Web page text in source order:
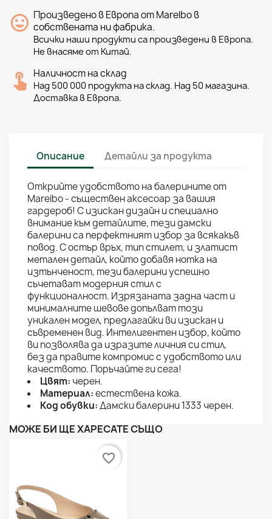
Произведено в Европа от Marelbo в
собствената ни фабрика.
Всички наши продукти са произведени в Европа.
Не внасяме от Китай.
Наличност на склад
Над 500 000 продукта на склад. Над 50 магазина.
Доставка в Европа.
Описание Детайли за продукта
Открийте удобството на балерините от
Marelbo - съществен аксесоар за вашия
гардероб! С изискан дизайн и специално
внимание към детайлите, тези дамски
балерини са перфектният избор за всякакъв
повод. С остър връх, тип стилет, и златист
метален детайл, който добавя нотка на
изтънченост, тези балерини успешно
съчетават модерния стил с
функционалност. Изрязаната задна част и
минималните шевове допълват този
уникален модел, предлагайки ви изискан и
съвременен вид. Интелигентен избор, който
ви позволява да изразите личния си стил,
без да правите компромис с удобството или
качеството. Поръчайте ги сега!
Цвят: черен.
Материал:естествена кожа.
Код обувки:Дамски балерини 1333 черен.
МОЖЕ БИ ЩЕ ХАРЕСАТЕ СЪЩО
favorite_border